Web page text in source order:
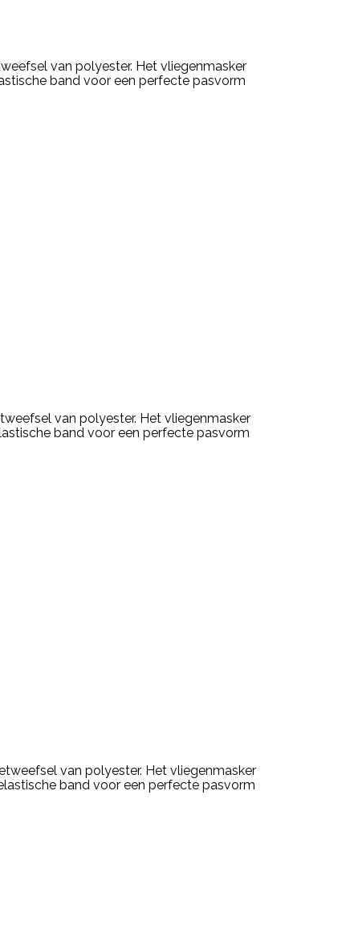
van polyester. Het vliegenmasker
band voor een perfecte pasvorm
van polyester. Het vliegenmasker
band voor een perfecte pasvorm
van polyester. Het vliegenmasker
band voor een perfecte pasvorm